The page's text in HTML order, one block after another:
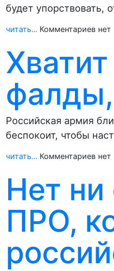
будет упорствовать,
читать... Комментариев нет
фалды,
Российская армия
беспокоит, чтобы
читать... Комментариев нет
Нет
ПРО,